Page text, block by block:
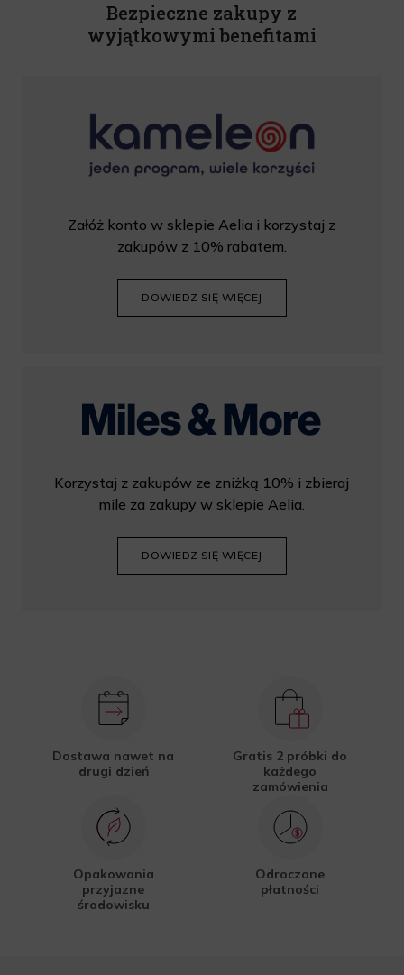
Bezpieczne zakupy z
wyjątkowymi benefitami
Załóż konto w sklepie Aelia i korzystaj z
zakupów z 10% rabatem.
DOWIEDZ SIĘ WIĘCEJ
Korzystaj z zakupów ze zniżką 10% i zbieraj
mile za zakupy w sklepie Aelia.
DOWIEDZ SIĘ WIĘCEJ
Dostawa nawet na
drugi dzień
Gratis 2 próbki do
każdego
zamówienia
Opakowania
przyjazne
środowisku
Odroczone
płatności